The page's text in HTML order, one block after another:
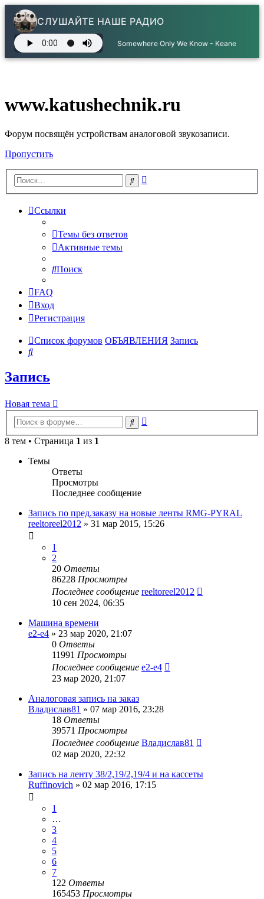
СЛУШАЙТЕ НАШЕ РАДИО
Somewhere Only We Know - Keane
www.katushechnik.ru
Форум посвящён устройствам аналоговой звукозаписи.
Пропустить
Поиск
Ссылки
Темы без ответов
Активные темы
Поиск
FAQ
Вход
Регистрация
Список форумов ОБЪЯВЛЕНИЯ Запись
Поиск
Запись
Новая тема
Поиск
8 тем • Страница 1 из 1
Темы
Ответы
Просмотры
Последнее сообщение
Запись по пред.заказу на новые ленты RMG-PYRAL
reeltoreel2012 » 31 мар 2015, 15:26
1
2
20 Ответы
86228 Просмотры
Последнее сообщение reeltoreel2012
10 сен 2024, 06:35
Машина времени
e2-e4 » 23 мар 2020, 21:07
0 Ответы
11991 Просмотры
Последнее сообщение e2-e4
23 мар 2020, 21:07
Аналоговая запись на заказ
Владислав81 » 07 мар 2016, 23:28
18 Ответы
39571 Просмотры
Последнее сообщение Владислав81
02 мар 2020, 22:32
Запись на ленту 38/2,19/2,19/4 и на кассеты
Ruffinovich » 02 мар 2016, 17:15
1
…
3
4
5
6
7
122 Ответы
165453 Просмотры